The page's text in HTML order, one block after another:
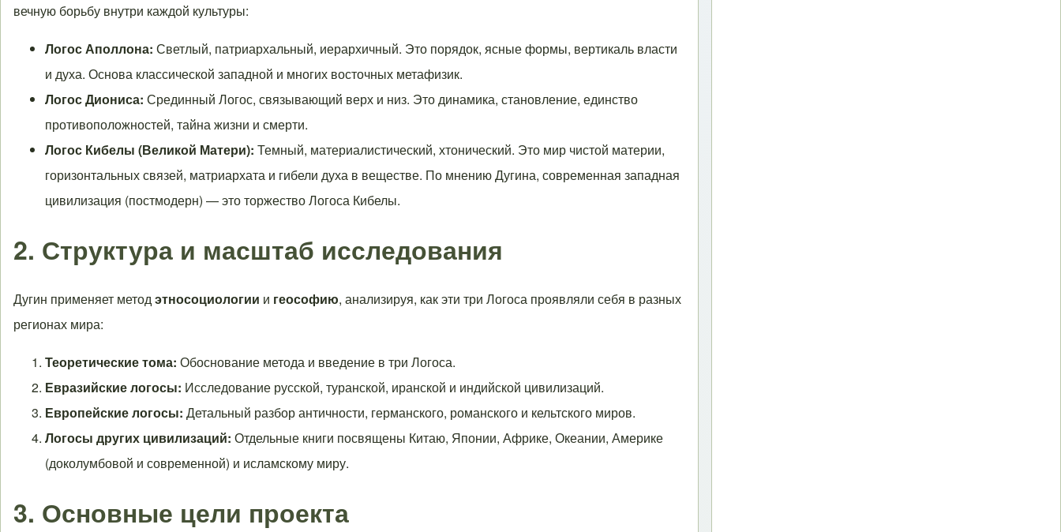
вечную борьбу внутри каждой культуры:
Логос Аполлона: Светлый, патриархальный, иерархичный. Это порядок, ясные формы, вертикаль власти
и духа. Основа классической западной и многих восточных метафизик.
Логос Диониса: Срединный Логос, связывающий верх и низ. Это динамика, становление, единство
противоположностей, тайна жизни и смерти.
Логос Кибелы (Великой Матери): Темный, материалистический, хтонический. Это мир чистой материи,
горизонтальных связей, матриархата и гибели духа в веществе. По мнению Дугина, современная западная
цивилизация (постмодерн) — это торжество Логоса Кибелы.
2. Структура и масштаб исследования
Дугин применяет методэтносоциологии и геософию, анализируя, как эти три Логоса проявляли себя в разных
регионах мира:
Теоретические тома: Обоснование метода и введение в три Логоса.
Евразийские логосы: Исследование русской, туранской, иранской и индийской цивилизаций.
Европейские логосы: Детальный разбор античности, германского, романского и кельтского миров.
Логосы других цивилизаций: Отдельные книги посвящены Китаю, Японии, Африке, Океании, Америке
(доколумбовой и современной) и исламскому миру.
3. Основные цели проекта